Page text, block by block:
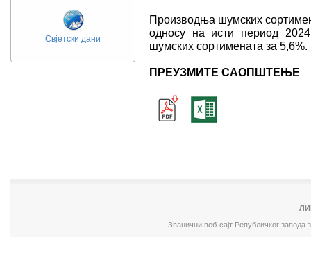
Свјетски дани
Производња шумских
односу на исти период
шумских сортимената за 5,6%.
ПРЕУЗМИТЕ САОПШТЕЊЕ
Званични веб-сајт Републичког